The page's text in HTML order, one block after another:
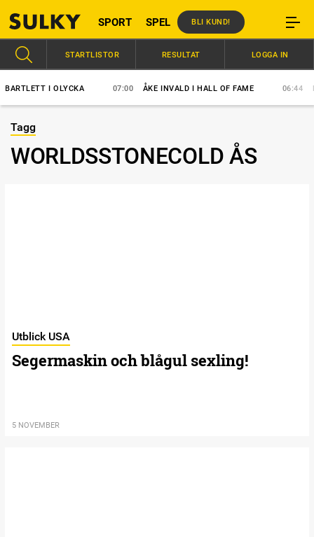
SPORT SPEL BLI KUND!
I OLYCKA 07:00 ÅKE INVALD I HALL OF FAME 06:44
STARTLISTOR RESULTAT LOGGA IN
Tagg
WORLDSSTONECOLD ÅS
Utblick USA
Segermaskin och blågul sexling!
5 NOVEMBER